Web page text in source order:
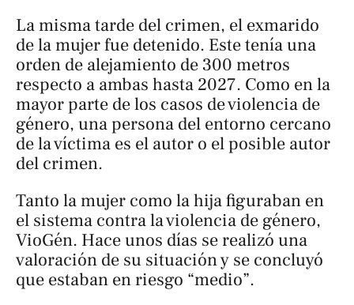
La misma tarde del crimen, el exmarido
de la mujer fue detenido. Este tenía una
orden de alejamiento de 300 metros
respecto a ambas hasta 2027. Como en la
mayor parte de los casos de violencia de
género, una persona del entorno cercano
de la víctima es el autor o el posible autor
del crimen.
Tanto la mujer como la hija figuraban en
el sistema contra la violencia de género,
VioGén. Hace unos días se realizó una
valoración de su situación y se concluyó
que estaban en riesgo “medio”.